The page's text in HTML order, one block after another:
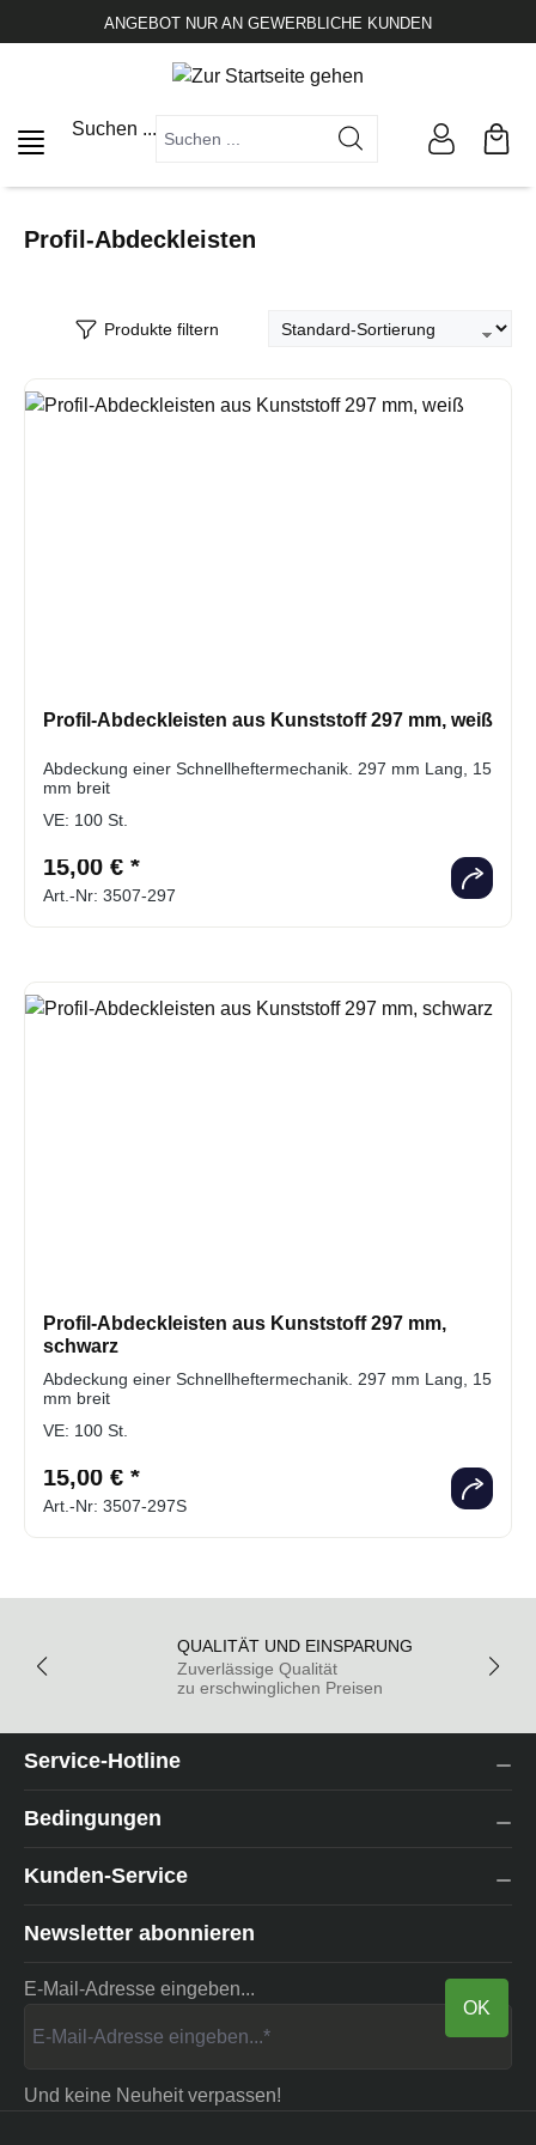
springenANGEBOT NUR AN GEWERBLICHE KUNDEN
Suchen ...
Profil-Abdeckleisten
Produkte filtern
Profil-Abdeckleisten aus Kunststoff 297 mm, weiß
Abdeckung einer Schnellheftermechanik. 297 mm Lang, 15
mm breit
VE: 100 St.
15,00 € *
Art.-Nr: 3507-297
Profil-Abdeckleisten aus Kunststoff 297 mm,
schwarz
Abdeckung einer Schnellheftermechanik. 297 mm Lang, 15
mm breit
VE: 100 St.
15,00 € *
Art.-Nr: 3507-297S
QUALITÄT UND EINSPARUNG
Zuverlässige Qualität
zu erschwinglichen Preisen
Service-Hotline
Bedingungen
Kunden-Service
Newsletter abonnieren
E-Mail-Adresse eingeben...
OK
Und keine Neuheit verpassen!